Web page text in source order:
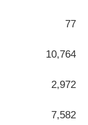
77
10,764
2,972
7,582